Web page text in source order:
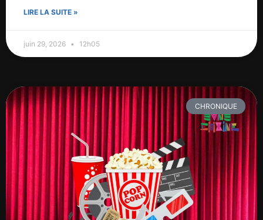
LIRE LA SUITE »
juin 29, 2026 12h05
CHRONIQUE